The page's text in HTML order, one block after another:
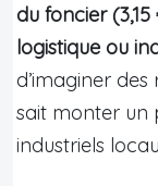
du foncier
logistique ou
d’imaginer
sait monter un
industriels